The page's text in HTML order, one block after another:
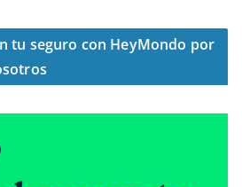
tu seguro con HeyMondo por